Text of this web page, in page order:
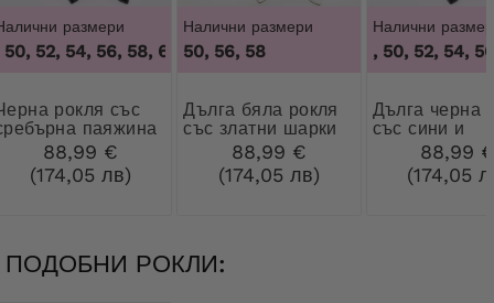
размери
52, 54, 56, 58, 60 46, 48, 50, 52, 54, 56, 58, 60
със
паяжина
88,99 €
(174,05 лв)
Налични размери
50, 56, 58
Дълга бяла рокля
със златни шарки
88,99 €
(174,05 лв)
Налични
46, 48, 50, 52, 54,
Дълга черна рокля
със сини и
сребърни
88,99
(174,05
ПОДОБНИ РОКЛИ: